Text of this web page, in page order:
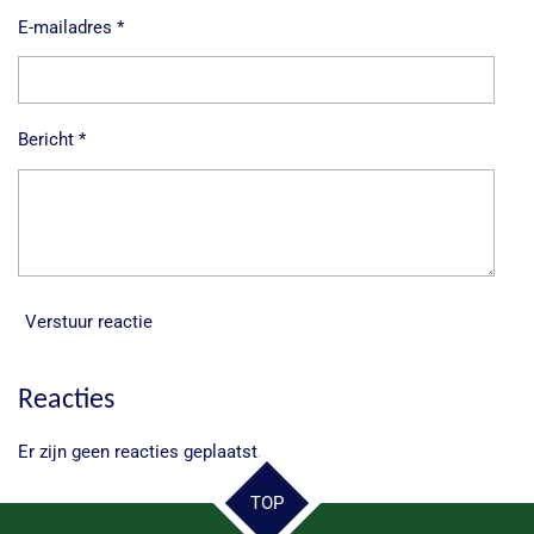
E-mailadres *
Bericht *
Verstuur reactie
Reacties
Er zijn geen reacties geplaatst.
TOP